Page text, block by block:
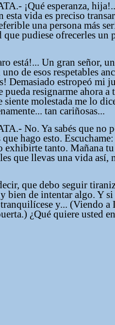
¡Qué esperanza,
esta vida es preciso
una persona más
que pudiese ofrecerles un
está!... Un gran señor,
de esos respetables
Demasiado estropeó mi
pueda resignarme ahora a
siente molestada me lo
tan cariñosas...
No. Ya sabés que no
hago esto.
exhibirte tanto. Mañana
que llevas una vida así,
que debo seguir
bien de intentar algo. Y
tranquilícese y... (Viendo
¿Qué quiere usted